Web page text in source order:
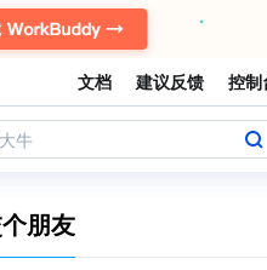
文档 建议反馈 控制
牛
朋友